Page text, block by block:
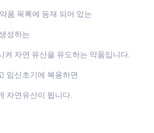
품 목록에 등재 되어 있는
성하는
켜 자연 유산을 유도하는 약품입니다.
임신초기에 복용하면
자연유산이 됩니다.